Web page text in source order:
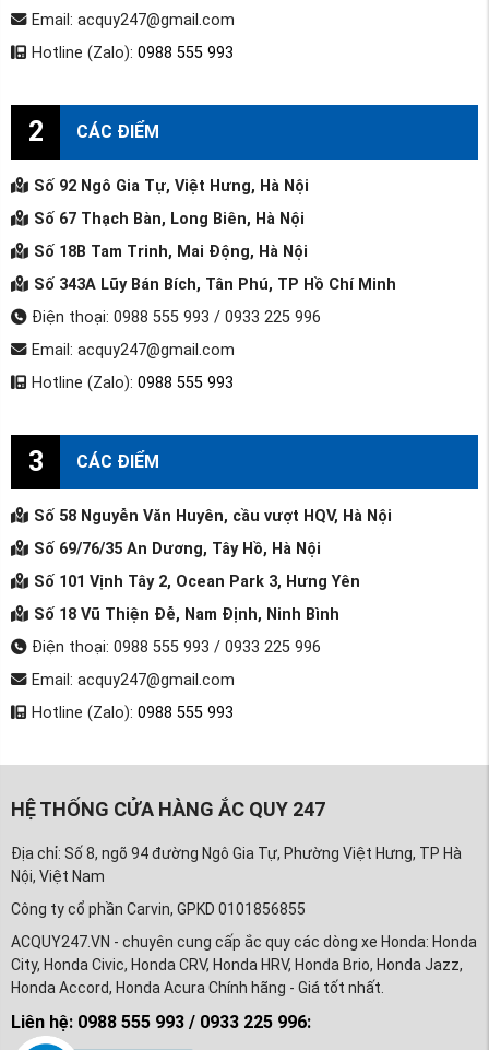
Email: acquy247@gmail.com
Hotline (Zalo): 0988 555 993
2 CÁC ĐIỂM
Số 92 Ngô Gia Tự, Việt Hưng, Hà Nội
Số 67 Thạch Bàn, Long Biên, Hà Nội
Số 18B Tam Trinh, Mai Động, Hà Nội
Số 343A Lũy Bán Bích, Tân Phú, TP Hồ Chí Minh
Điện thoại: 0988 555 993 / 0933 225 996
Email: acquy247@gmail.com
Hotline (Zalo): 0988 555 993
3 CÁC ĐIỂM
Số 58 Nguyễn Văn Huyên, cầu vượt HQV, Hà Nội
Số 69/76/35 An Dương, Tây Hồ, Hà Nội
Số 101 Vịnh Tây 2, Ocean Park 3, Hưng Yên
Số 18 Vũ Thiện Đễ, Nam Định, Ninh Bình
Điện thoại: 0988 555 993 / 0933 225 996
Email: acquy247@gmail.com
Hotline (Zalo): 0988 555 993
HỆ THỐNG CỬA HÀNG ẮC QUY 247
Địa chỉ: Số 8, ngõ 94 đường Ngô Gia Tự, Phường Việt Hưng, TP Hà
Nội, Việt Nam
Công ty cổ phần Carvin, GPKD 0101856855
ACQUY247.VN - chuyên cung cấp ắc quy các dòng xe Honda: Honda
City, Honda Civic, Honda CRV, Honda HRV, Honda Brio, Honda Jazz,
Honda Accord, Honda Acura Chính hãng - Giá tốt nhất.
Liên hệ: 0988 555 993 / 0933 225 996: